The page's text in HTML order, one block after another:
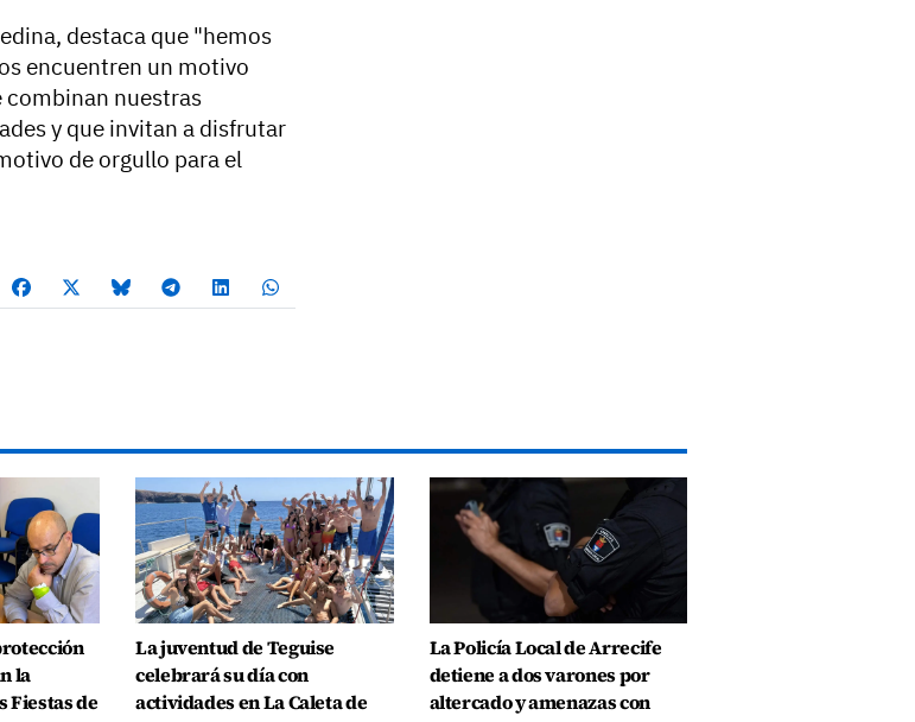
destaca que "hemos
encuentren un motivo
combinan nuestras
y que invitan a disfrutar
de orgullo para el
la
Fiestas de
La juventud de Teguise
celebrará su día con
actividades en La Caleta de
La Policía Local de Arrecife
detiene a dos varones por
altercado y amenazas con